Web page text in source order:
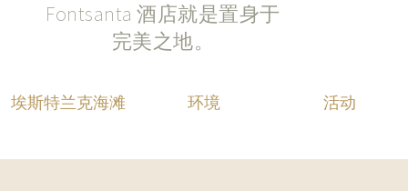
Fontsanta 酒店就是置身于
完美之地。
埃斯特兰克海滩 环境 活动